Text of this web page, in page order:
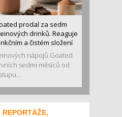
prodal za sedm
drinků. Reaguje
a čistém složení
nápojů Goated
sedmi měsíců od
REPORTÁŽE,